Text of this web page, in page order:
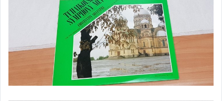
。日本玉製品。
。日本茶道具。
。日本新光堂。
。日本茶托。
。日本茶棚。